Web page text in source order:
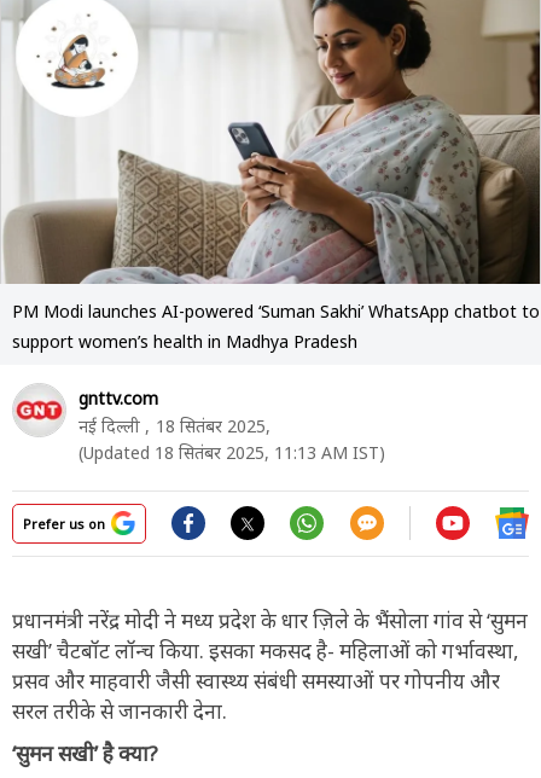
PM Modi launches AI-powered ‘Suman Sakhi’ WhatsApp chatbot to
support women’s health in Madhya Pradesh
gnttv.com
नई दिल्ली , 18 सितंबर 2025,
(Updated 18 सितंबर 2025, 11:13 AM IST)
Prefer us on
प्रधानमंत्री नरेंद्र मोदी ने मध्य प्रदेश के धार ज़िले के भैंसोला गांव से ‘सुमन
सखी’ चैटबॉट लॉन्च किया. इसका मकसद है- महिलाओं को गर्भावस्था,
प्रसव और माहवारी जैसी स्वास्थ्य संबंधी समस्याओं पर गोपनीय और
सरल तरीके से जानकारी देना.
‘सुमन सखी’ है क्या?